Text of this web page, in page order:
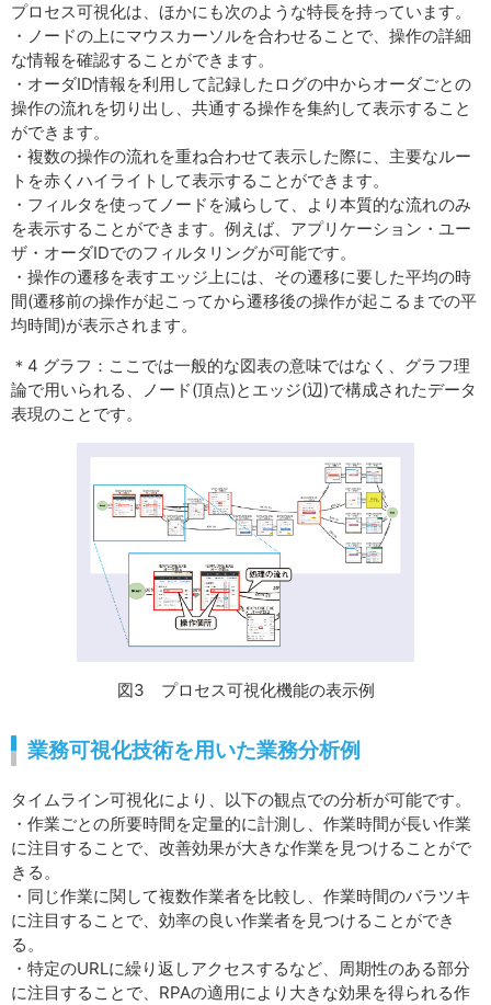
プロセス可視化は、ほかにも次のような特長を持っています。
・ノードの上にマウスカーソルを合わせることで、操作の詳細
な情報を確認することができます。
・オーダID情報を利用して記録したログの中からオーダごとの
操作の流れを切り出し、共通する操作を集約して表示すること
ができます。
・複数の操作の流れを重ね合わせて表示した際に、主要なルー
トを赤くハイライトして表示することができます。
・フィルタを使ってノードを減らして、より本質的な流れのみ
を表示することができます。例えば、アプリケーション・ユー
ザ・オーダIDでのフィルタリングが可能です。
・操作の遷移を表すエッジ上には、その遷移に要した平均の時
間(遷移前の操作が起こってから遷移後の操作が起こるまでの平
均時間)が表示されます。
＊4 グラフ：ここでは一般的な図表の意味ではなく、グラフ理
論で用いられる、ノード(頂点)とエッジ(辺)で構成されたデータ
表現のことです。
図3 プロセス可視化機能の表示例
業務可視化技術を用いた業務分析例
タイムライン可視化により、以下の観点での分析が可能です。
・作業ごとの所要時間を定量的に計測し、作業時間が長い作業
に注目することで、改善効果が大きな作業を見つけることがで
きる。
・同じ作業に関して複数作業者を比較し、作業時間のバラツキ
に注目することで、効率の良い作業者を見つけることができ
る。
・特定のURLに繰り返しアクセスするなど、周期性のある部分
に注目することで、RPAの適用により大きな効果を得られる作